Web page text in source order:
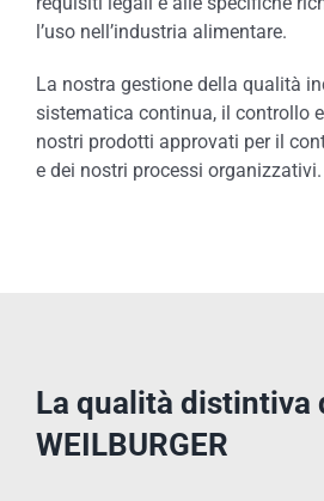
l’uso nell’industria alimentare.
La nostra gestione della qualità
sistematica continua, il controllo
nostri prodotti approvati per il
e dei nostri processi organizzativi.
La qualità distintiva
WEILBURGER